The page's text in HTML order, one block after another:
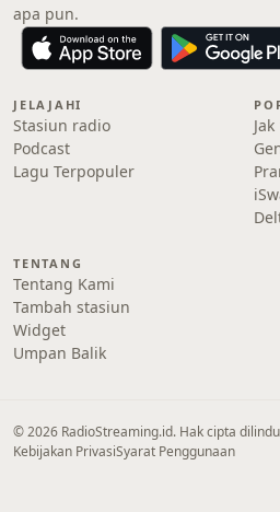
apa pun.
JELAJAHI
Stasiun radio
Podcast
Lagu Terpopuler
TENTANG
Tentang Kami
Tambah stasiun
Widget
Umpan Balik
© 2026 RadioStreaming.id. Hak cipta
Kebijakan PrivasiSyarat Penggunaan